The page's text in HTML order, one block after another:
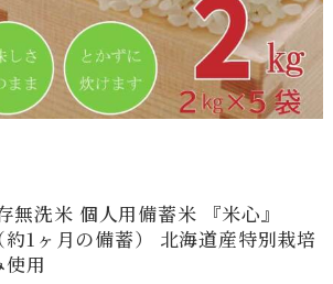
無洗米 個人用備蓄米 『米心』
1ヶ月の備蓄） 北海道産特別栽培
用